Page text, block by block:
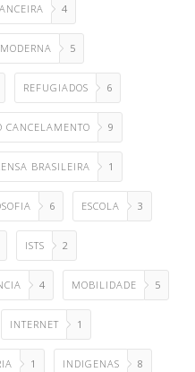
4
5
REFUGIADOS 6
CANCELAMENTO 9
BRASILEIRA 1
6 ESCOLA 3
ISTS 2
4 MOBILIDADE 5
INTERNET 1
1 INDIGENAS 8